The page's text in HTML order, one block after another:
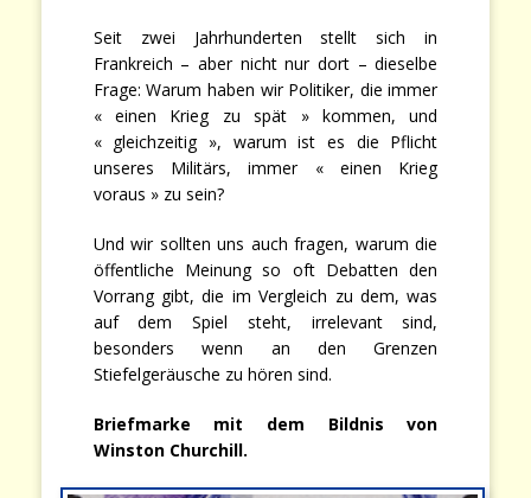
Seit zwei Jahrhunderten stellt sich in
Frankreich – aber nicht nur dort – dieselbe
Frage: Warum haben wir Politiker, die immer
« einen Krieg zu spät » kommen, und
« gleichzeitig », warum ist es die Pflicht
unseres Militärs, immer « einen Krieg
voraus » zu sein?
Und wir sollten uns auch fragen, warum die
öffentliche Meinung so oft Debatten den
Vorrang gibt, die im Vergleich zu dem, was
auf dem Spiel steht, irrelevant sind,
besonders wenn an den Grenzen
Stiefelgeräusche zu hören sind.
Briefmarke mit dem Bildnis von
Winston Churchill.